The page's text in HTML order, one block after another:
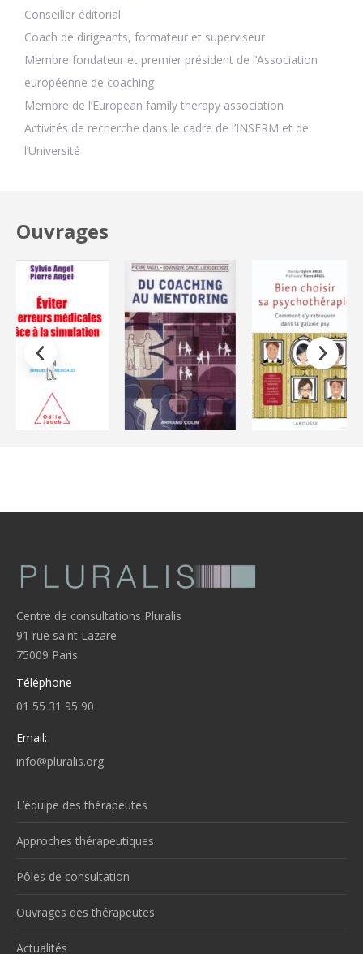
Conseiller éditorial
Coach de dirigeants, formateur et superviseur
Membre fondateur et premier président de l’Association
européenne de coaching
Membre de l’European family therapy association
Activités de recherche dans le cadre de l’INSERM et de
l’Université
Ouvrages
Centre de consultations Pluralis
91 rue saint Lazare
75009 Paris
Téléphone
01 55 31 95 90
Email:
info@pluralis.org
L’équipe des thérapeutes
Approches thérapeutiques
Pôles de consultation
Ouvrages des thérapeutes
Actualités